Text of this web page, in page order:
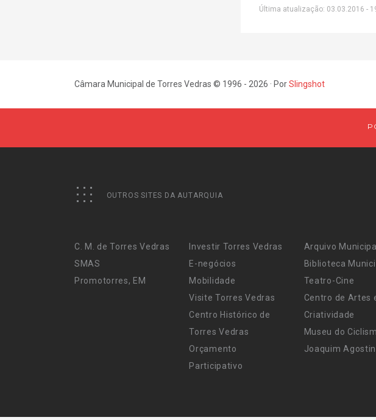
Última atualização: 03.03.2016 -
Câmara Municipal de Torres Vedras © 1996 - 2026 · PorSlingshot
OUTROS SITES DA AUTARQUIA
C. M. de Torres Vedras
SMAS
Promotorres, EM
Investir Torres Vedras
E-negócios
Mobilidade
Visite Torres Vedras
Centro Histórico de
Torres Vedras
Orçamento
Participativo
Arquivo
Biblioteca
Teatro-Cine
Centro de Artes
Criatividade
Museu do
Joaquim